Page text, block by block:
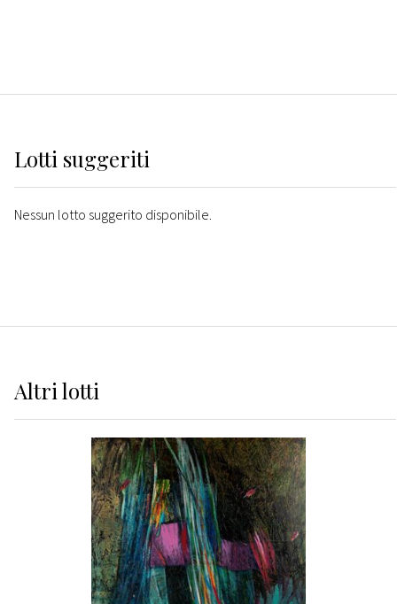
Lotti suggeriti
Nessun lotto suggerito disponibile.
Altrilotti